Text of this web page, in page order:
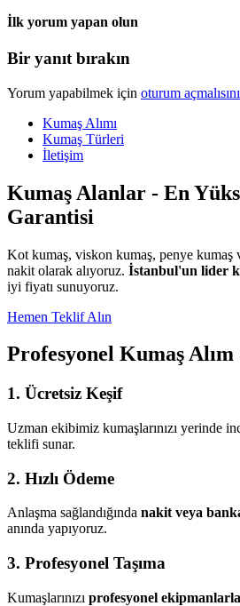
İlk yorum yapan olun
Bir yanıt bırakın
Yorum yapabilmek için oturum
Kumaş Alımı
Kumaş Türleri
İletişim
Kumaş Alanlar - En
Garantisi
Kot kumaş, viskon kumaş, penye kumaş
nakit olarak alıyoruz. İstanbul'un lider
iyi fiyatı sunuyoruz.
Hemen Teklif Alın
Profesyonel Kumaş Alım
1. Ücretsiz Keşif
Uzman ekibimiz kumaşlarınızı yerinde
teklifi sunar.
2. Hızlı Ödeme
Anlaşma sağlandığında nakit veya
anında yapıyoruz.
3. Profesyonel Taşıma
Kumaşlarınızı profesyonel ekipmanlarla